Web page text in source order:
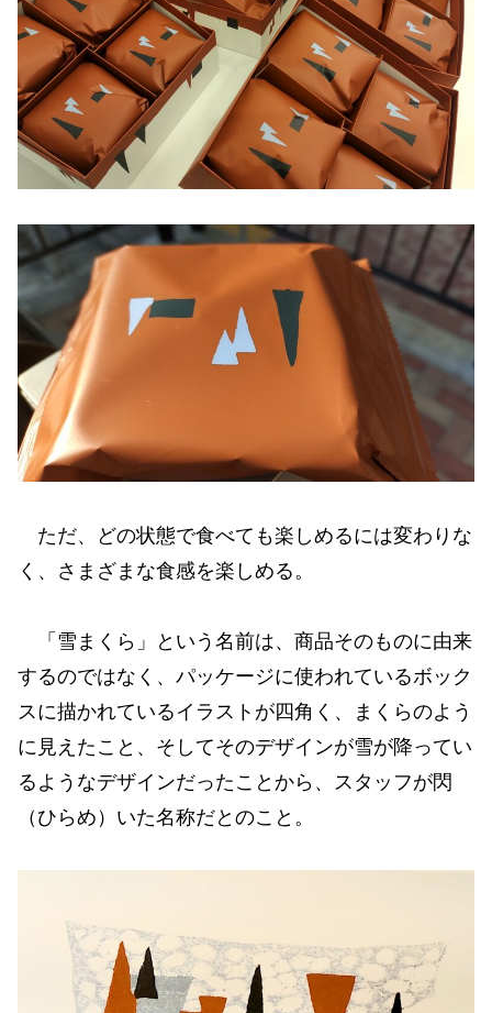
ただ、どの状態で食べても楽しめるには変わりな
く、さまざまな食感を楽しめる。
「雪まくら」という名前は、商品そのものに由来
するのではなく、パッケージに使われているボック
スに描かれているイラストが四角く、まくらのよう
に見えたこと、そしてそのデザインが雪が降ってい
るようなデザインだったことから、スタッフが閃
（ひらめ）いた名称だとのこと。